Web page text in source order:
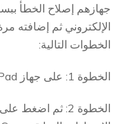
جهازهم إصلاح الخطأ
الإلكتروني ثم إضافته
الخطوات التالية:
الخطوة 1: على جهاز iPhone/iPad، انتقل إلى "الإعدادات".
الخطوة 2: ثم